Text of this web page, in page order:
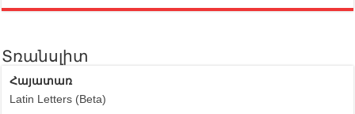
Տռանսլիտ
Հայատառ
Latin Letters (Beta)